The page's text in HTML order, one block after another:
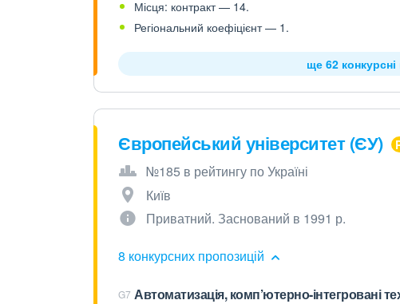
Місця: контракт — 14.
Регіональний коефіцієнт — 1.
ще 62 конкурсні
Європейський університет (ЄУ)
№185 в рейтингу по Україні
Київ
Приватний. Заснований в 1991 р.
8 конкурсних пропозицій
G7 Автоматизація, комп’ютерно-інтегровані